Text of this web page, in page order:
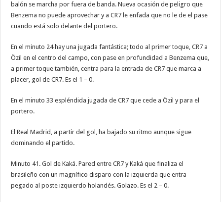
balón se marcha por fuera de banda. Nueva ocasión de peligro que
Benzema no puede aprovechar y a CR7 le enfada que no le de el pase
cuando está solo delante del portero.
En el minuto 24 hay una jugada fantástica; todo al primer toque, CR7 a
Özil en el centro del campo, con pase en profundidad a Benzema que,
a primer toque también, centra para la entrada de CR7 que marca a
placer, gol de CR7. Es el 1 – 0.
En el minuto 33 espléndida jugada de CR7 que cede a Özil y para el
portero.
El Real Madrid, a partir del gol, ha bajado su ritmo aunque sigue
dominando el partido.
Minuto 41. Gol de Kaká. Pared entre CR7 y Kaká que finaliza el
brasileño con un magnífico disparo con la izquierda que entra
pegado al poste izquierdo holandés. Golazo. Es el 2 – 0.